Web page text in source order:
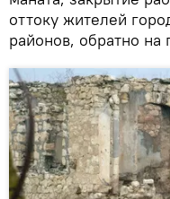
оттоку жителей
районов, обратно